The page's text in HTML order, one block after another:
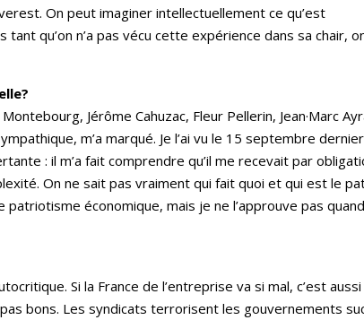
On peut imaginer intellectuellement ce qu’est
qu’on n’a pas vécu cette expérience dans sa chair,
Jérôme Cahuzac, Fleur Pellerin, Jean·Marc
m’a marqué. Je l’ai vu le 15 septembre
: il m’a fait comprendre qu’il me recevait par
On ne sait pas vraiment qui fait quoi et qui est le
économique, mais je ne l’approuve pas
Si la France de l’entreprise va si mal, c’est
bons. Les syndicats terrorisent les gouvernements